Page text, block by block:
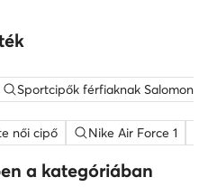
Sportcipők férfiaknak Salomon
női cipő Nike Air Force 1
a kategóriában